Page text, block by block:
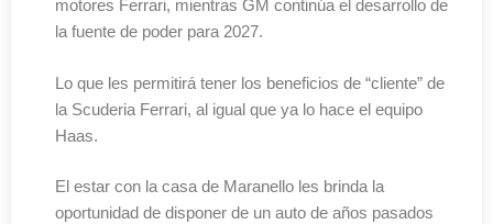
motores Ferrari, mientras GM continúa el desarrollo de
la fuente de poder para 2027.
Lo que les permitirá tener los beneficios de “cliente” de
la Scuderia Ferrari, al igual que ya lo hace el equipo
Haas.
El estar con la casa de Maranello les brinda la
oportunidad de disponer de un auto de años pasados